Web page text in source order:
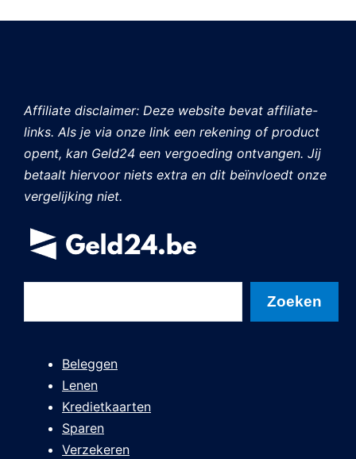
Affiliate disclaimer: Deze website bevat affiliate-
links. Als je via onze link een rekening of product
opent, kan Geld24 een vergoeding ontvangen. Jij
betaalt hiervoor niets extra en dit beïnvloedt onze
vergelijking niet.
Zoeken
Beleggen
Lenen
Kredietkaarten
Sparen
Verzekeren